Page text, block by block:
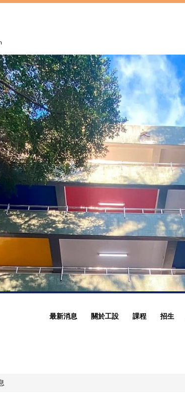
最新消息 關於工設 課程 招生